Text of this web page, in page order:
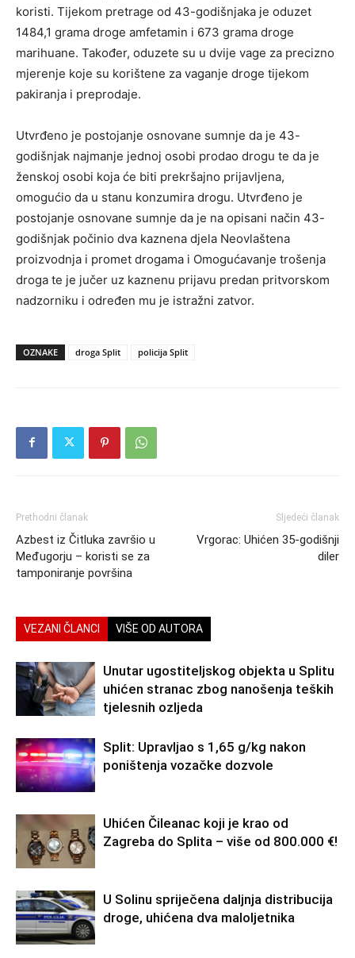
koristi. Tijekom pretrage od 43-godišnjaka je oduzet
1484,1 grama droge amfetamin i 673 grama droge
marihuane. Također, oduzete su u dvije vage za precizno
mjerenje koje su korištene za vaganje droge tijekom
pakiranja i preprodaje.
Utvrđeno je postojanje osnovane sumnje da je 43-
godišnjak najmanje jednoj osobi prodao drogu te da je
ženskoj osobi koja će biti prekršajno prijavljena,
omogućio da u stanu konzumira drogu. Utvrđeno je
postojanje osnovane sumnje da je na opisani način 43-
godišnjak počinio dva kaznena djela Neovlaštena
proizvodnja i promet drogama i Omogućavanje trošenja
droga te je jučer uz kaznenu prijavu predan pritvorskom
nadzorniku i određen mu je istražni zatvor.
OZNAKE droga Split policija Split
Prethodni članak
Azbest iz Čitluka završio u
Međugorju – koristi se za
tamponiranje površina
Sljedeći članak
Vrgorac: Uhićen 35-godišnji
diler
VEZANI ČLANCI VIŠE OD AUTORA
Unutar ugostiteljskog objekta u Splitu
uhićen stranac zbog nanošenja teških
tjelesnih ozljeda
Split: Upravljao s 1,65 g/kg nakon
poništenja vozačke dozvole
Uhićen Čileanac koji je krao od
Zagreba do Splita – više od 800.000 €!
U Solinu spriječena daljnja distribucija
droge, uhićena dva maloljetnika